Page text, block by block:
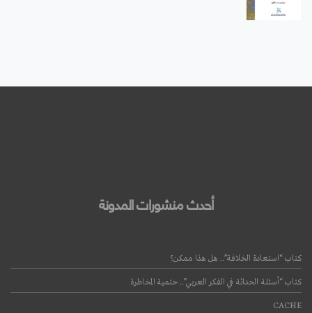
أحدث منشورات المدونة
كتاب “استعادة الخلافة”.. هل هذا ممكن؟
كتاب “أسئلة الحداثة في الفكر العربي”.. حتمية المخاطرة
CACHE